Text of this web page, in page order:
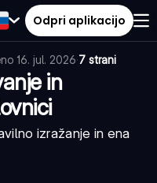
Odpri aplikacijo
16. jul. 2026·7 strani
in
izražanje in ena